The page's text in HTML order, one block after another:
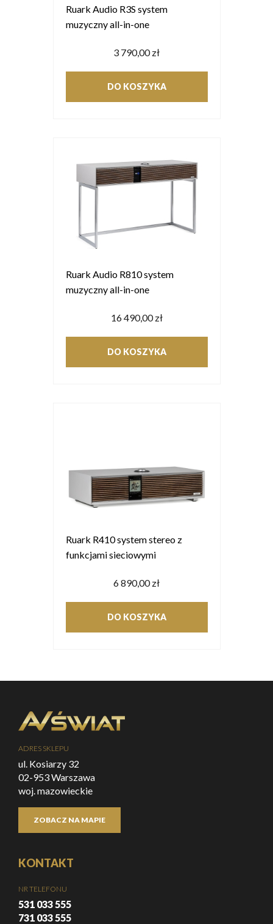
Ruark Audio R3S system
muzyczny all-in-one
3 790,00 zł
DO KOSZYKA
Ruark Audio R810 system
muzyczny all-in-one
16 490,00 zł
DO KOSZYKA
Ruark R410 system stereo z
funkcjami sieciowymi
6 890,00 zł
DO KOSZYKA
ADRES SKLEPU
ul. Kosiarzy 32
02-953 Warszawa
woj. mazowieckie
ZOBACZ NA MAPIE
KONTAKT
NR TELEFONU
531 033 555
731 033 555